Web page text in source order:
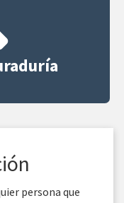
persona que